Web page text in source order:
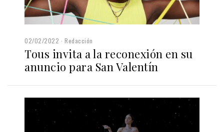
02/02/2022 Redacción
Tous invita a la reconexión en su
anuncio para San Valentín